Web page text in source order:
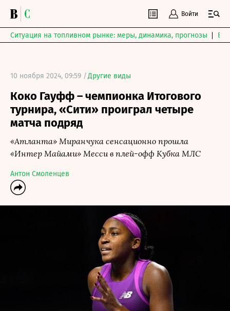
Войти
Ситуация на топливном рынке: меры, динамика, прогнозы
10 ноября 2024, 09:59 /Другие виды
Коко Гауфф – чемпионка Итогового
турнира, «Сити» проиграл четыре
матча подряд
«Атланта» Миранчука сенсационно прошла
«Интер Майами» Месси в плей-офф Кубка МЛС
Антон Смоленцев